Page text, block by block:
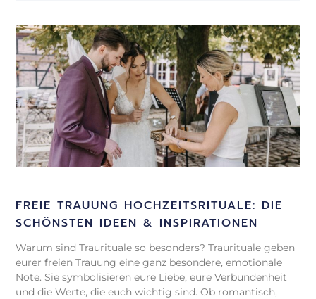
FREIE TRAUUNG HOCHZEITSRITUALE: DIE
SCHÖNSTEN IDEEN & INSPIRATIONEN
Warum sind Traurituale so besonders? Traurituale geben
eurer freien Trauung eine ganz besondere, emotionale
Note. Sie symbolisieren eure Liebe, eure Verbundenheit
und die Werte, die euch wichtig sind. Ob romantisch,